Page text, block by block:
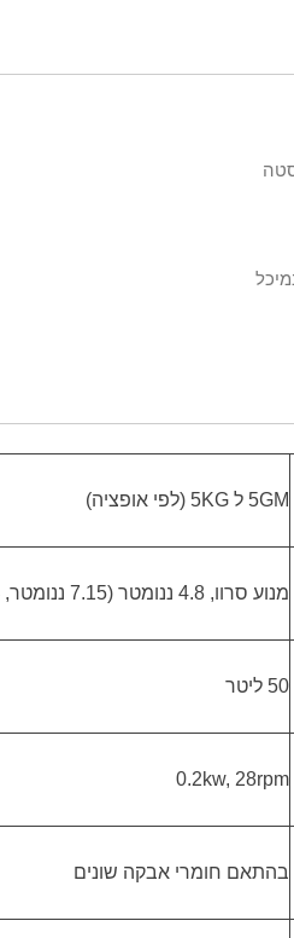
5GM ל 5KG (לפי אופציה)
מנוע סרוו, 4.8 ננומטר (7.15 ננומטר, 14.4 ננומטר, 21.5 ננומטר לפי אופציה)
50 ליטר
0.2kw, 28rpm
בהתאם חומרי אבקה שונים